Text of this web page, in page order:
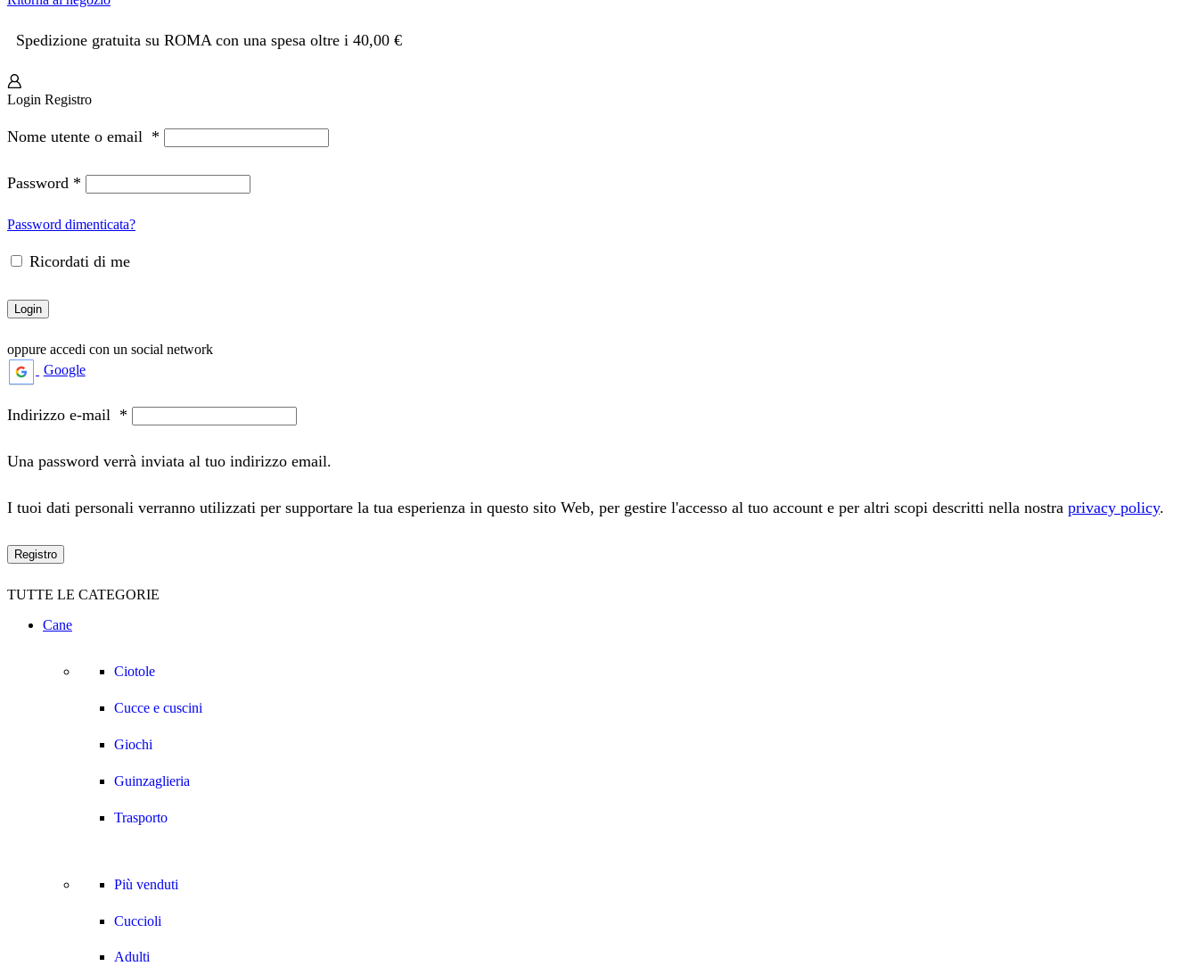
Spedizione gratuita su ROMA con una spesa oltre i 40,00 €
Login Registro
Nome utente o email *
Password *
Password dimenticata?
Ricordati di me
Login
oppure accedi con un social network
Google
Indirizzo e-mail *
Una password verrà inviata al tuo indirizzo email.
I tuoi dati personali verranno utilizzati per supportare la tua esperienza in questo sito Web, per gestire l'accesso al tuo account e per altri scopi descritti nella nostra privacy policy.
Registro
TUTTE LE CATEGORIE
Cane
Ciotole
Cucce e cuscini
Giochi
Guinzaglieria
Trasporto
Più venduti
Cuccioli
Adulti